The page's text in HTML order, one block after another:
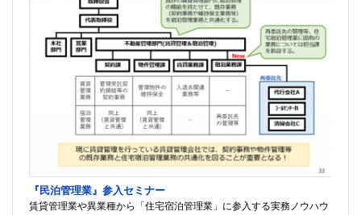
『民泊管理業』参入セミナー
賃貸管理業や異業種から「住宅宿泊管理業」に参入する実務ノウハウ